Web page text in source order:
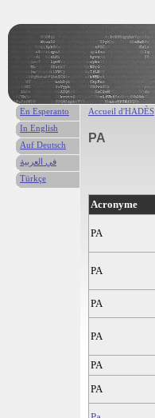
Accueil d'HADÈS
PA
Acronyme
PA
PA
PA
PA
PA
PA
En Esperanto
In English
Auf Deutsch
في العربية
Türkçe